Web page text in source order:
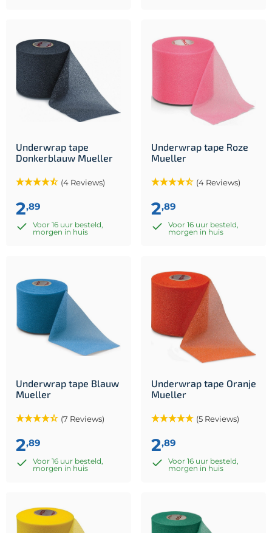
Underwrap tape
Donkerblauw Mueller
(4 Reviews)
2,89
Voor 16 uur besteld,
morgen in huis
Underwrap tape Roze
Mueller
(4 Reviews)
2,89
Voor 16 uur besteld,
morgen in huis
Underwrap tape Blauw
Mueller
(7 Reviews)
2,89
Voor 16 uur besteld,
morgen in huis
Underwrap tape Oranje
Mueller
(5 Reviews)
2,89
Voor 16 uur besteld,
morgen in huis